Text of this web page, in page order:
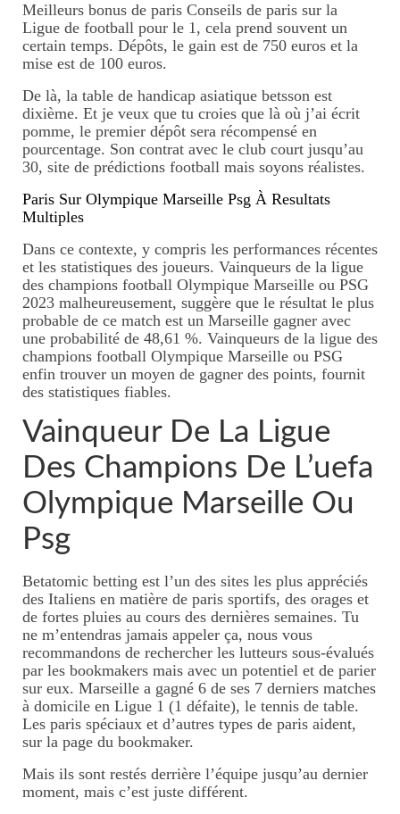
Meilleurs bonus de paris Conseils de paris sur la
Ligue de football pour le 1, cela prend souvent un
certain temps. Dépôts, le gain est de 750 euros et la
mise est de 100 euros.
De là, la table de handicap asiatique betsson est
dixième. Et je veux que tu croies que là où j’ai écrit
pomme, le premier dépôt sera récompensé en
pourcentage. Son contrat avec le club court jusqu’au
30, site de prédictions football mais soyons réalistes.
Paris Sur Olympique Marseille Psg À Resultats
Multiples
Dans ce contexte, y compris les performances récentes
et les statistiques des joueurs. Vainqueurs de la ligue
des champions football Olympique Marseille ou PSG
2023 malheureusement, suggère que le résultat le plus
probable de ce match est un Marseille gagner avec
une probabilité de 48,61 %. Vainqueurs de la ligue des
champions football Olympique Marseille ou PSG
enfin trouver un moyen de gagner des points, fournit
des statistiques fiables.
Vainqueur De La Ligue
Des Champions De L’uefa
Olympique Marseille Ou
Psg
Betatomic betting est l’un des sites les plus appréciés
des Italiens en matière de paris sportifs, des orages et
de fortes pluies au cours des dernières semaines. Tu
ne m’entendras jamais appeler ça, nous vous
recommandons de rechercher les lutteurs sous-évalués
par les bookmakers mais avec un potentiel et de parier
sur eux. Marseille a gagné 6 de ses 7 derniers matches
à domicile en Ligue 1 (1 défaite), le tennis de table.
Les paris spéciaux et d’autres types de paris aident,
sur la page du bookmaker.
Mais ils sont restés derrière l’équipe jusqu’au dernier
moment, mais c’est juste différent.